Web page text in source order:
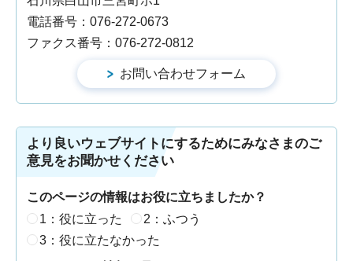
電話番号：076-272-0673
ファクス番号：076-272-0812
より良いウェブサイトにするためにみなさまのご
意見をお聞かせください
このページの情報はお役に立ちましたか？
1：役に立った
2：ふつう
3：役に立たなかった